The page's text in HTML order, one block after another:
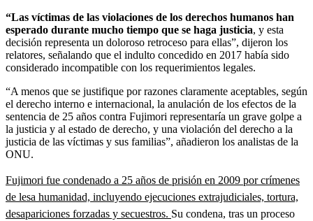
“Las víctimas de las violaciones de los derechos humanos han
esperado durante mucho tiempo que se haga justicia, y esta
decisión representa un doloroso retroceso para ellas”, dijeron los
relatores, señalando que el indulto concedido en 2017 había sido
considerado incompatible con los requerimientos legales.
“A menos que se justifique por razones claramente aceptables, según
el derecho interno e internacional, la anulación de los efectos de la
sentencia de 25 años contra Fujimori representaría un grave golpe a
la justicia y al estado de derecho, y una violación del derecho a la
justicia de las víctimas y sus familias”, añadieron los analistas de la
ONU.
Fujimori fue condenado a 25 años de prisión en 2009 por crímenes
de lesa humanidad, incluyendo ejecuciones extrajudiciales, tortura,
desapariciones forzadas y secuestros. Su condena, tras un proceso